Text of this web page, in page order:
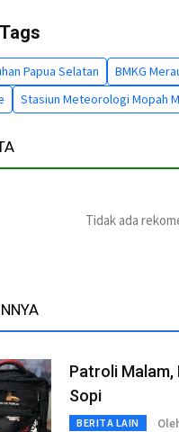
Papua Selatan BMKG
Stasiun Meteorologi Mopah
Tidak ada
Patroli Malam,
Sopi
BERITA LAIN